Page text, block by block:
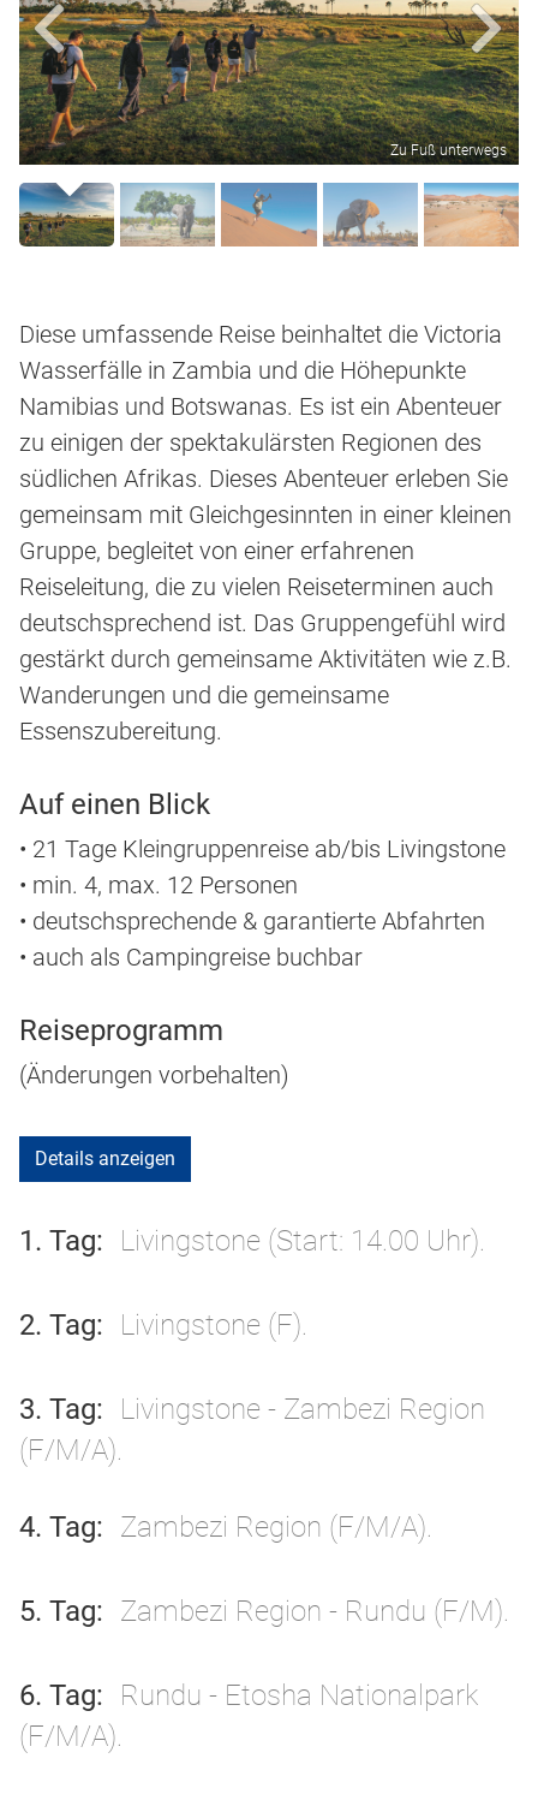
Zu Fuß unterwegs
Diese umfassende Reise beinhaltet die Victoria
Wasserfälle in Zambia und die Höhepunkte
Namibias und Botswanas. Es ist ein Abenteuer
zu einigen der spektakulärsten Regionen des
südlichen Afrikas. Dieses Abenteuer erleben Sie
gemeinsam mit Gleichgesinnten in einer kleinen
Gruppe, begleitet von einer erfahrenen
Reiseleitung, die zu vielen Reiseterminen auch
deutschsprechend ist. Das Gruppengefühl wird
gestärkt durch gemeinsame Aktivitäten wie z.B.
Wanderungen und die gemeinsame
Essenszubereitung.
Auf einen Blick
• 21 Tage Kleingruppenreise ab/bis Livingstone
• min. 4, max. 12 Personen
• deutschsprechende & garantierte Abfahrten
• auch als Campingreise buchbar
Reiseprogramm
(Änderungen vorbehalten)
Details anzeigen
1. Tag Livingstone (Start: 14.00 Uhr).
2. Tag Livingstone (F).
3. Tag
Livingstone - Zambezi Region
(F/M/A).
4. Tag Zambezi Region (F/M/A).
5. Tag Zambezi Region - Rundu (F/M).
6. Tag
Rundu - Etosha Nationalpark
(F/M/A).